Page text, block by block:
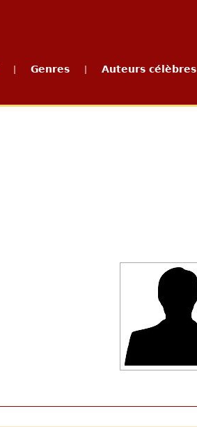
Genres Auteurs célèbres